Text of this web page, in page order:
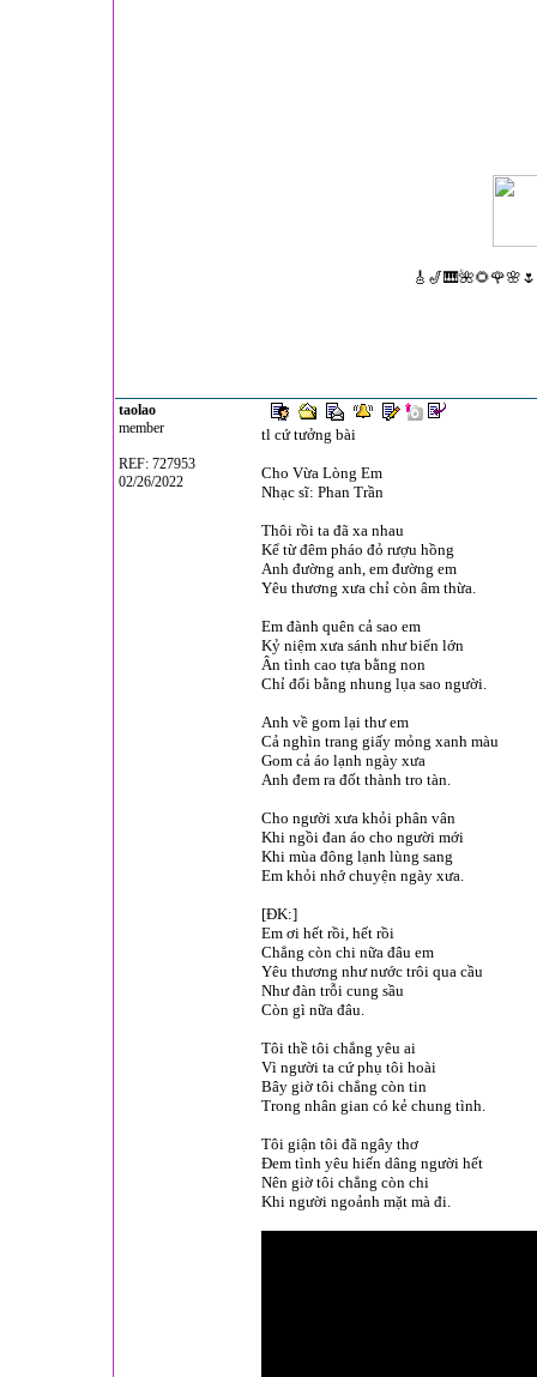
taolao
member
REF: 727953
02/26/2022
tl cứ tưởng bài
Cho Vừa Lòng Em
Nhạc sĩ: Phan Trần
Thôi rồi ta đã xa nhau
Kể từ đêm pháo đỏ rượu hồng
Anh đường anh, em đường em
Yêu thương xưa chỉ còn âm thừa.
Em đành quên cả sao em
Kỷ niệm xưa sánh như biển lớn
Ân tình cao tựa bằng non
Chỉ đổi bằng nhung lụa sao người.
Anh về gom lại thư em
Cả nghìn trang giấy mỏng xanh màu
Gom cả áo lạnh ngày xưa
Anh đem ra đốt thành tro tàn.
Cho người xưa khỏi phân vân
Khi ngồi đan áo cho người mới
Khi mùa đông lạnh lùng sang
Em khỏi nhớ chuyện ngày xưa.
[ĐK:]
Em ơi hết rồi, hết rồi
Chẳng còn chi nữa đâu em
Yêu thương như nước trôi qua cầu
Như đàn trỗi cung sầu
Còn gì nữa đâu.
Tôi thề tôi chẳng yêu ai
Vì người ta cứ phụ tôi hoài
Bây giờ tôi chẳng còn tin
Trong nhân gian có kẻ chung tình.
Tôi giận tôi đã ngây thơ
Đem tình yêu hiến dâng người hết
Nên giờ tôi chẳng còn chi
Khi người ngoảnh mặt mà đi.